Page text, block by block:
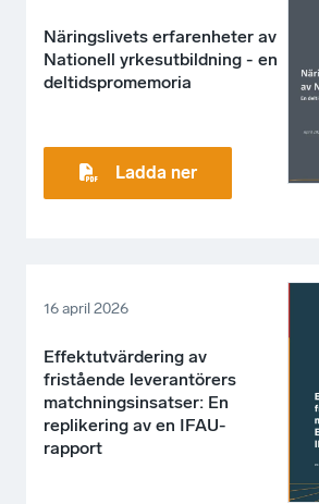
Näringslivets erfarenheter av
Nationell yrkesutbildning - en
deltidspromemoria
Ladda ner
16 april 2026
Effektutvärdering av
fristående leverantörers
matchningsinsatser: En
replikering av en IFAU-
rapport